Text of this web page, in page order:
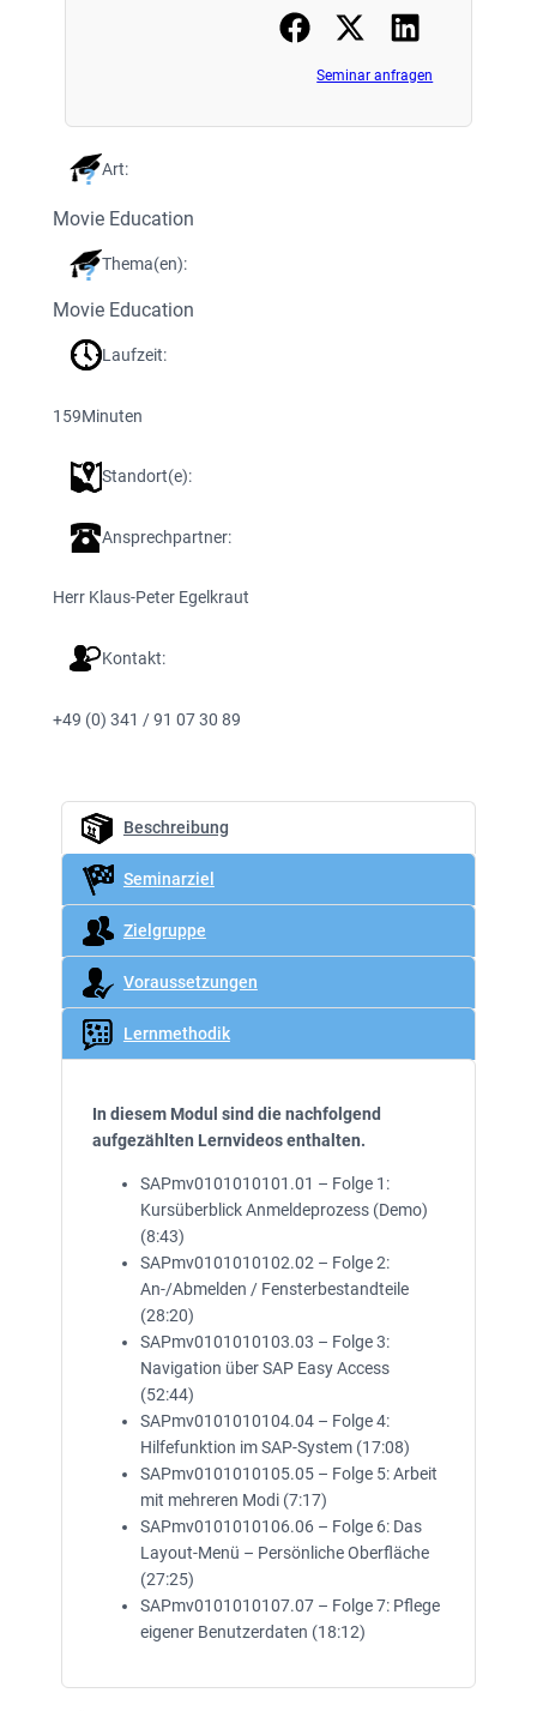
Seminar anfragen
Art:
Movie Education
Thema(en):
Movie Education
Laufzeit:
159Minuten
Standort(e):
Ansprechpartner:
Herr Klaus-Peter Egelkraut
Kontakt:
+49 (0) 341 / 91 07 30 89
Beschreibung
Seminarziel
Zielgruppe
Voraussetzungen
Lernmethodik
In diesem Modul sind die nachfolgend
aufgezählten Lernvideos enthalten.
SAPmv0101010101.01 – Folge 1:
Kursüberblick Anmeldeprozess (Demo)
(8:43)
SAPmv0101010102.02 – Folge 2:
An-/Abmelden / Fensterbestandteile
(28:20)
SAPmv0101010103.03 – Folge 3:
Navigation über SAP Easy Access
(52:44)
SAPmv0101010104.04 – Folge 4:
Hilfefunktion im SAP-System (17:08)
SAPmv0101010105.05 – Folge 5: Arbeit
mit mehreren Modi (7:17)
SAPmv0101010106.06 – Folge 6: Das
Layout-Menü – Persönliche Oberfläche
(27:25)
SAPmv0101010107.07 – Folge 7: Pflege
eigener Benutzerdaten (18:12)